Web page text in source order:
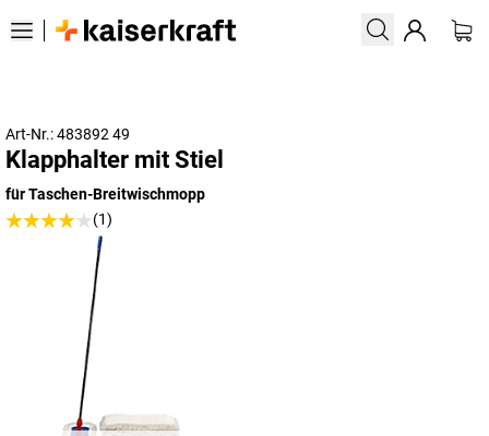
Art-Nr.: 483892 49
Klapphalter mit Stiel
für Taschen-Breitwischmopp
(1)